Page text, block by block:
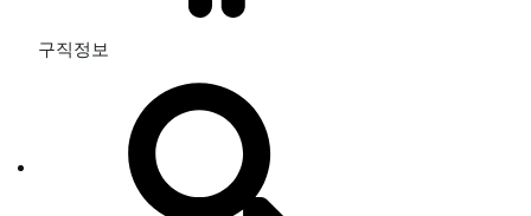
구직정보